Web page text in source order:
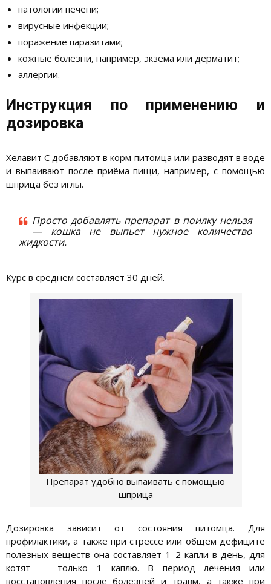
патологии печени;
вирусные инфекции;
поражение паразитами;
кожные болезни, например, экзема или дерматит;
аллергии.
Инструкция по применению и
дозировка
Хелавит С добавляют в корм питомца или разводят в воде
и выпаивают после приёма пищи, например, с помощью
шприца без иглы.
Просто добавлять препарат в поилку нельзя
— кошка не выпьет нужное количество
жидкости.
Курс в среднем составляет 30 дней.
Препарат удобно выпаивать с помощью
шприца
Дозировка зависит от состояния питомца. Для
профилактики, а также при стрессе или общем дефиците
полезных веществ она составляет 1–2 капли в день, для
котят — только 1 каплю. В период лечения или
восстановления после болезней и травм, а также при